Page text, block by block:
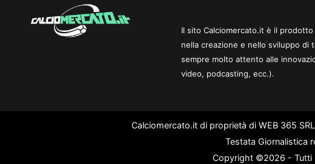
Il sito Calciomercato.it è il
nella creazione e nello sviluppo di
sempre molto attento alle
video, podcasting, ecc.).
Calciomercato.it di proprietà di WEB 365
Testata Giornalistica
Copyright ©2026 - Tutti